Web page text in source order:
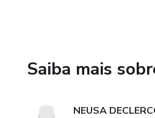
Saiba mais
NEUSA